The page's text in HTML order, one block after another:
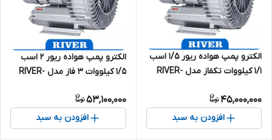
الکترو پمپ هواده ریور 1/5 اسب
1/1 کیلووات تکفاز مدل RIVER-
45,000,000
افزودن به سبد
الکترو پمپ هواده ریور 2 اسب
1/5 کیلووات 3 فاز مدل RIVER-
53,100,000
افزودن به سبد